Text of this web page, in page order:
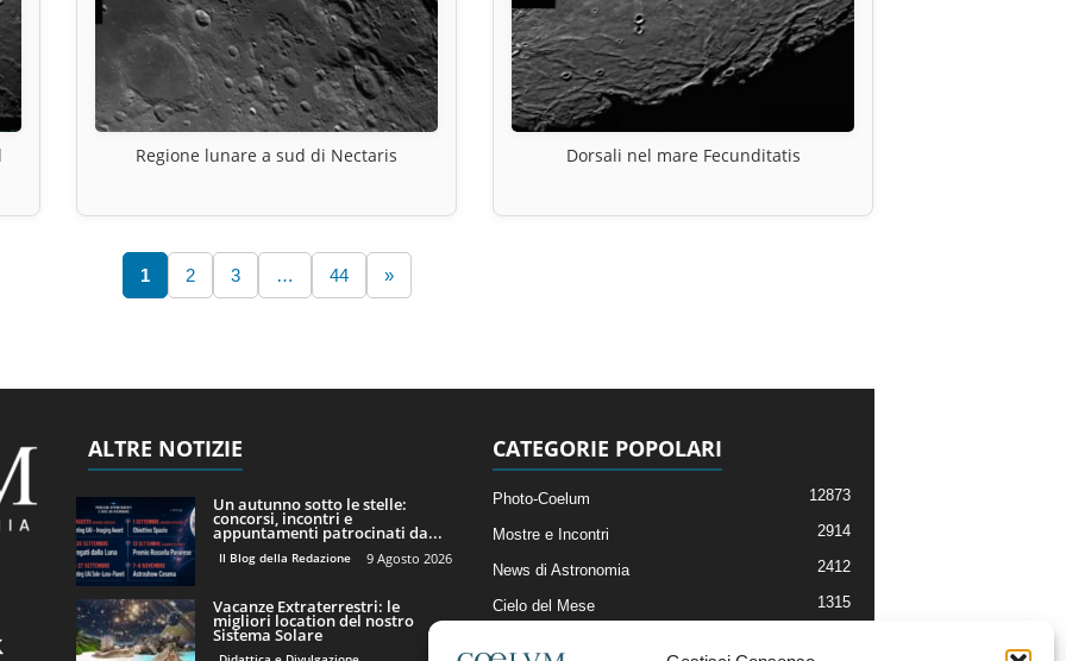
Regione lunare a sud di Nectaris Dorsali nel mare Fecunditatis
1 2 3 … 44 »
ALTRE NOTIZIE
Un autunno sotto le stelle:
concorsi, incontri e
appuntamenti patrocinati da...
Il Blog della Redazione 9 Agosto 2026
Vacanze Extraterrestri: le
migliori location del nostro
Sistema Solare
CATEGORIE POPOLARI
Photo-Coelum 12873
Mostre e Incontri 2914
News di Astronomia 2412
Cielo del Mese 1315